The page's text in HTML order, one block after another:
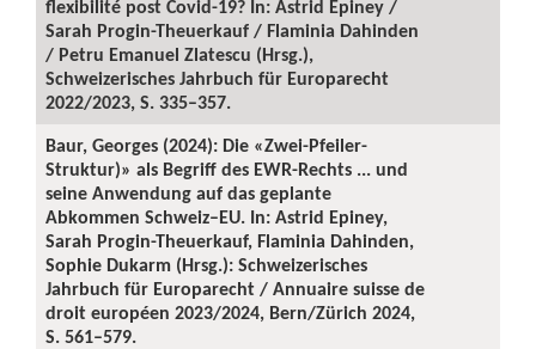
flexibilité post Covid-19? In: Astrid Epiney /
Sarah Progin-Theuerkauf / Flaminia Dahinden
/ Petru Emanuel Zlatescu (Hrsg.),
Schweizerisches Jahrbuch für Europarecht
2022/2023, S. 335–357.
Baur, Georges (2024): Die «Zwei-Pfeiler-
Struktur)» als Begriff des EWR-Rechts ... und
seine Anwendung auf das geplante
Abkommen Schweiz–EU. In: Astrid Epiney,
Sarah Progin-Theuerkauf, Flaminia Dahinden,
Sophie Dukarm (Hrsg.): Schweizerisches
Jahrbuch für Europarecht / Annuaire suisse de
droit européen 2023/2024, Bern/Zürich 2024,
S. 561–579.